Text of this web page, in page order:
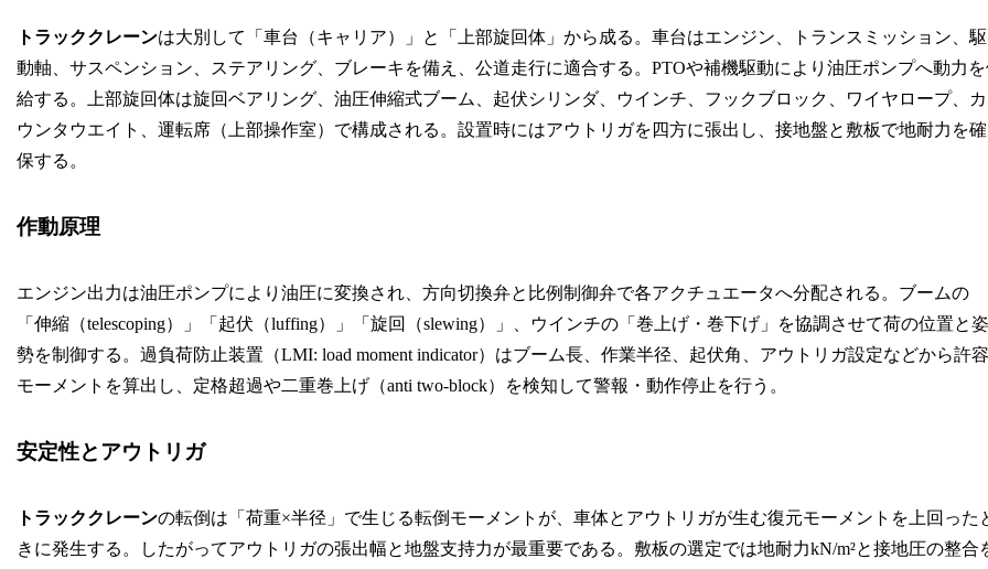
トラッククレーンは大別して「車台（キャリア）」と「上部旋回体」から成る。車台はエンジン、トランスミッション、駆
動軸、サスペンション、ステアリング、ブレーキを備え、公道走行に適合する。PTOや補機駆動により油圧ポンプへ動力
給する。上部旋回体は旋回ベアリング、油圧伸縮式ブーム、起伏シリンダ、ウインチ、フックブロック、ワイヤロープ、カ
ウンタウエイト、運転席（上部操作室）で構成される。設置時にはアウトリガを四方に張出し、接地盤と敷板で地耐力を確
保する。
作動原理
エンジン出力は油圧ポンプにより油圧に変換され、方向切換弁と比例制御弁で各アクチュエータへ分配される。ブームの
「伸縮（telescoping）」「起伏（luffing）」「旋回（slewing）」、ウインチの「巻上げ・巻下げ」を協調させて荷の位置と姿
勢を制御する。過負荷防止装置（LMI: load moment indicator）はブーム長、作業半径、起伏角、アウトリガ設定などから許容
モーメントを算出し、定格超過や二重巻上げ（anti two-block）を検知して警報・動作停止を行う。
安定性とアウトリガ
トラッククレーンの転倒は「荷重×半径」で生じる転倒モーメントが、車体とアウトリガが生む復元モーメントを上回った
きに発生する。したがってアウトリガの張出幅と地盤支持力が最重要である。敷板の選定では地耐力kN/m²と接地圧の整合